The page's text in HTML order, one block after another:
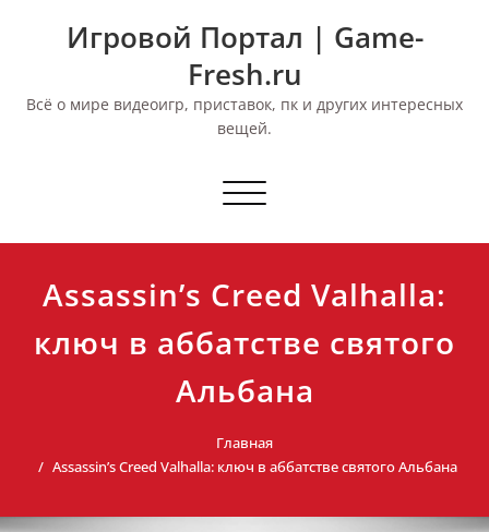
Игровой Портал | Game-
Fresh.ru
Всё о мире видеоигр, приставок, пк и других интересных
вещей.
Переключить
Assassin’s Creed Valhalla:
ключ в аббатстве святого
Альбана
Главная
Assassin’s Creed Valhalla: ключ в аббатстве святого Альбана